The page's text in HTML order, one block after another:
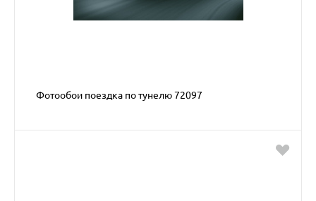
Фотообои поездка по тунелю 72097